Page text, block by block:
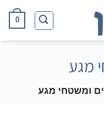
0
מגע
ומשטחי מגע